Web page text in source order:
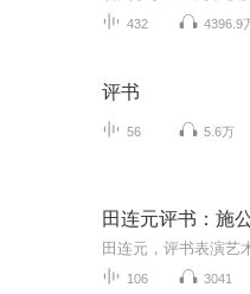
432 4396.9
评书
56 5.6万
田连元评书：施
106 3041